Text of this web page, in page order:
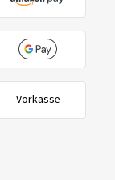
Vorkasse